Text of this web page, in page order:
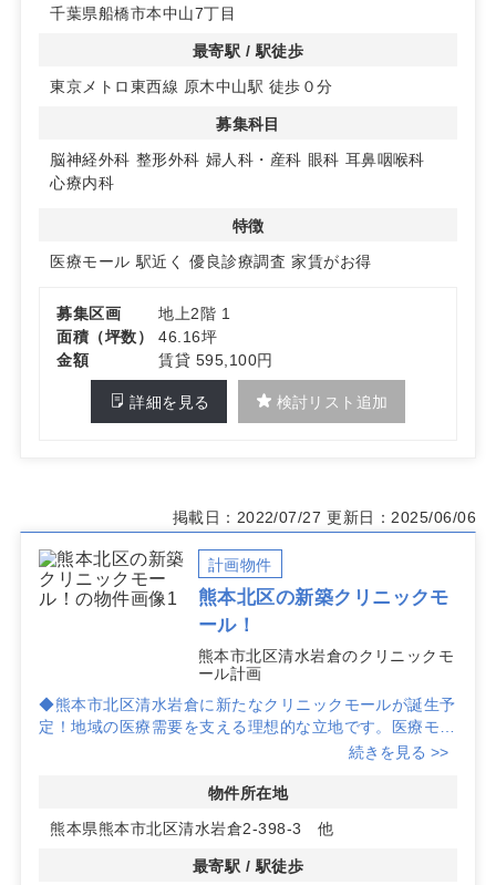
◆競合ゼロの希少な診療圏
眼科、心療内科、耳鼻咽喉科のクリニック競合がゼロであ
数、立地の3要素を全て満たしており、地域のニーズに応
◆多様な科目での開業可能
内科、脳神経外科、整形外科、婦人科・産科など多様な科
新の設備を備えたモール形式の物件です。詳細はお問い合
千葉県船橋市本中山7丁目
最寄駅 / 駅徒歩
東京メトロ東西線 原木中山駅 徒歩０分
募集科目
脳神経外科 整形外科 婦人科・産科 眼科 耳鼻咽喉科
心療内科
特徴
医療モール 駅近く 優良診療調査 家賃がお得
募集区画
地上2階 1
面積（坪数）
46.16坪
金額
賃貸 595,100円
詳細を見る 検討リスト追加
掲載日：2022/07/27 更新日：2025/06/06
計画物件
熊本北区の新築クリニックモ
ール！
熊本市北区清水岩倉のクリニックモ
ール計画
◆熊本市北区清水岩倉に新たなクリニックモールが誕生予
定！地域の医療需要を支える理想的な立地です。医療モー
◆周辺1km圏内には11,000人以上の住民が暮らし、整形
した医療サービスの提供が期待できます。
続きを見る >>
物件所在地
熊本県熊本市北区清水岩倉2-398-3 他
最寄駅 / 駅徒歩